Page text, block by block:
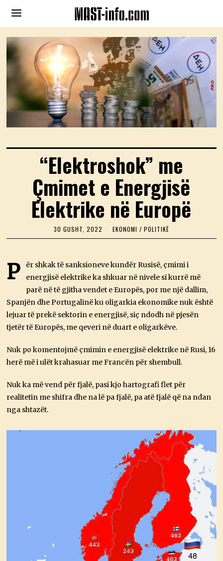
“Elektroshok” me
Çmimet e Energjisë
Elektrike në Europë
30 GUSHT, 2022
0
H
T
2
0
2
EKONOMI / POLITIKË
P
ër shkak të sanksioneve kundër Rusisë, çmimi i
energjisë elektrike ka shkuar në nivele si kurrë më
parë në të gjitha vendet e Europës, por me një dallim,
Spanjën dhe Portugalinë ku oligarkia ekonomike nuk është
lejuar të prekë sektorin e energjisë, siç ndodh në pjesën
tjetër të Europës, me qeveri në duart e oligarkëve.
Nuk po komentojmë çmimin e energjisë elektrike në Rusi, 16
herë më i ulët krahasuar me Francën për shembull.
Nuk ka më vend për fjalë, pasi kjo hartografi flet për
realitetin me shifra dhe na lë pa fjalë, pa atë fjalë që na ndan
nga shtazët.